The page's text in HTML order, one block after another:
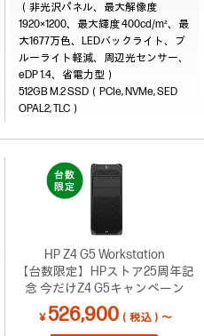
（非光沢パネル、最大解像度
1920×1200、最大輝度 400cd/m²、最
大1677万色、LEDバックライト、ブ
ルーライト軽減、周辺光センサー、
eDP 1.4、省電力型）
512GB M.2 SSD（PCIe, NVMe, SED
OPAL2, TLC）
HP Z4 G5 Workstation
【台数限定】HPストア25周年記
念 今だけZ4 G5キャンペーン
￥ 526,900 （税込）～